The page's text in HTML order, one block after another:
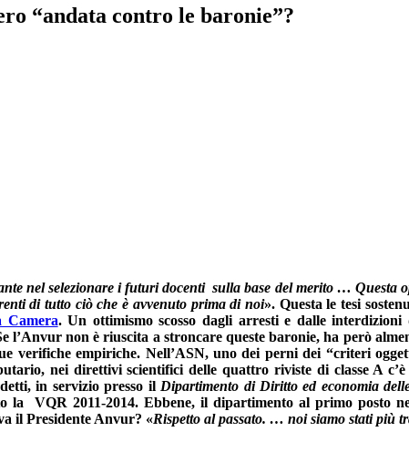
“andata contro le baronie”?
nel selezionare i futuri docenti sulla base del merito …
di tutto ciò che è avvenuto prima di noi». Questa le tesi
Camera. Un ottimismo scosso dagli arresti e dalle
non è riuscita a stroncare queste baronie, ha però
verifiche empiriche. Nell’ASN, uno dei perni dei “criteri
nei direttivi scientifici delle quattro riviste di classe A
in servizio presso il Dipartimento di Diritto ed economia
la VQR 2011-2014. Ebbene, il dipartimento al primo posto
il Presidente Anvur? «Rispetto al passato. … noi siamo stati più